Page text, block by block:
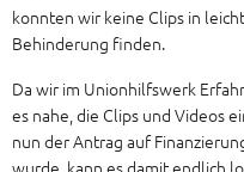
konnten wir keine Clips in
Behinderung finden.
Da wir im Unionhilfswerk
es nahe, die Clips und Videos
nun der Antrag auf